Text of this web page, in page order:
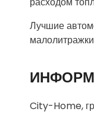
Лучшие
City-Home,